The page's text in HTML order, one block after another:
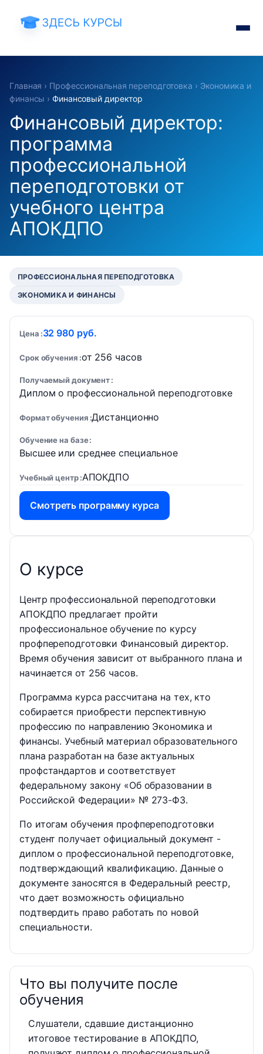
Главная › Профессиональная переподготовка › Экономика и
финансы › Финансовый директор
Финансовый директор:
программа
профессиональной
переподготовки от
учебного центра
АПОКДПО
ПРОФЕССИОНАЛЬНАЯ ПЕРЕПОДГОТОВКА
ЭКОНОМИКА И ФИНАНСЫ
Цена 32 980 руб.
Срок обучения от 256 часов
Получаемый документ
Диплом о профессиональной переподготовке
Формат обучения Дистанционно
Обучение на базе
Высшее или среднее специальное
Учебный центр АПОКДПО
Смотреть программу курса
О курсе
Центр профессиональной переподготовки
АПОКДПО предлагает пройти
профессиональное обучение по курсу
профпереподготовки Финансовый директор.
Время обучения зависит от выбранного плана и
начинается от 256 часов.
Программа курса рассчитана на тех, кто
собирается приобрести перспективную
профессию по направлению Экономика и
финансы. Учебный материал образовательного
плана разработан на базе актуальных
профстандартов и соответствует
федеральному закону «Об образовании в
Российской Федерации» № 273-ФЗ.
По итогам обучения профпереподготовки
студент получает официальный документ -
диплом о профессиональной переподготовке,
подтверждающий квалификацию. Данные о
документе заносятся в Федеральный реестр,
что дает возможность официально
подтвердить право работать по новой
специальности.
Что вы получите после
обучения
Слушатели, сдавшие дистанционно
итоговое тестирование в АПОКДПО,